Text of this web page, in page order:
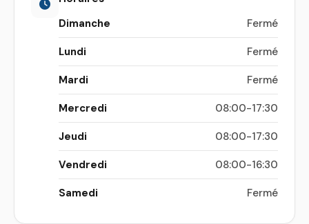
Dimanche
Fermé
Lundi Fermé
Mardi Fermé
Mercredi 08:00-17:30
Jeudi 08:00-17:30
Vendredi 08:00-16:30
Samedi Fermé